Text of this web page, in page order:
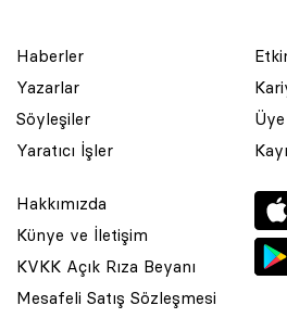
Haberler
Yazarlar
Söyleşiler
Yaratıcı İşler
Hakkımızda
Künye ve İletişim
KVKK Açık Rıza Beyanı
Mesafeli Satış Sözleşmesi